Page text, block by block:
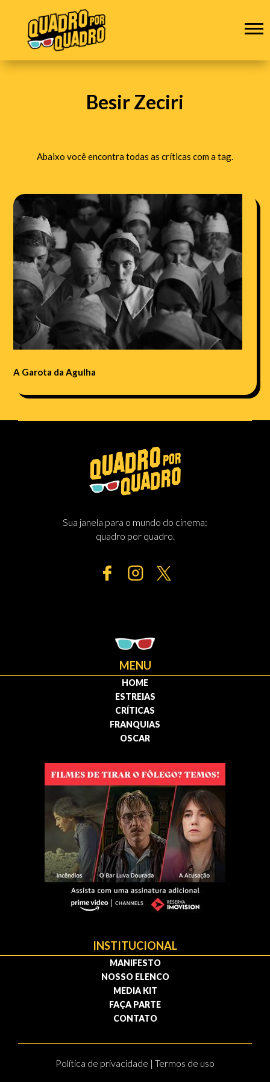
Besir Zeciri
Abaixo você encontra todas as críticas com a tag.
A Garota da Agulha
Sua janela para o mundo do cinema:
quadro por quadro.
MENU
HOME
ESTREIAS
CRÍTICAS
FRANQUIAS
OSCAR
INSTITUCIONAL
MANIFESTO
NOSSO ELENCO
MEDIA KIT
FAÇA PARTE
CONTATO
Política de privacidade | Termos de uso